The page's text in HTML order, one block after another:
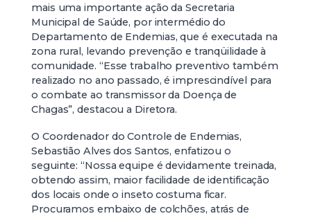
mais uma importante ação da Secretaria
Municipal de Saúde, por intermédio do
Departamento de Endemias, que é executada na
zona rural, levando prevenção e tranqüilidade à
comunidade. “Esse trabalho preventivo também
realizado no ano passado, é imprescindível para
o combate ao transmissor da Doença de
Chagas”, destacou a Diretora.
O Coordenador do Controle de Endemias,
Sebastião Alves dos Santos, enfatizou o
seguinte: “Nossa equipe é devidamente treinada,
obtendo assim, maior facilidade de identificação
dos locais onde o inseto costuma ficar.
Procuramos embaixo de colchões, atrás de